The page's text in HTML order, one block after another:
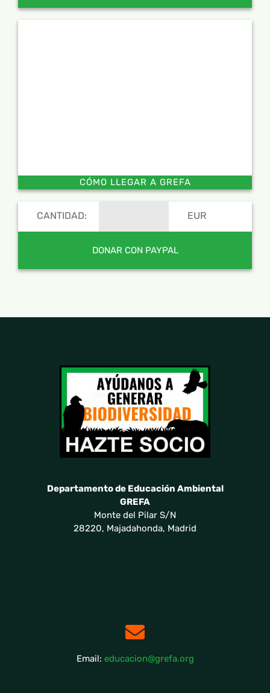
CÓMO LLEGAR A GREFA
CANTIDAD: EUR
Departamento de Educación Ambiental
GREFA
Monte del Pilar S/N
28220, Majadahonda, Madrid
Email: educacion@grefa.org